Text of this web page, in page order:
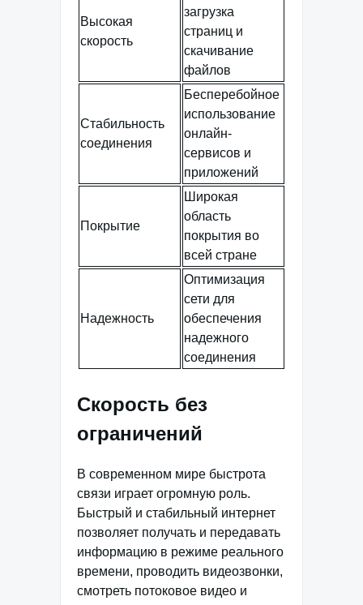
Высокая
скорость
загрузка
страниц и
скачивание
файлов
Стабильность
соединения
Бесперебойное
использование
онлайн-
сервисов и
приложений
Покрытие
Широкая
область
покрытия во
всей стране
Надежность
Оптимизация
сети для
обеспечения
надежного
соединения
Скорость без
ограничений
В современном мире быстрота
связи играет огромную роль.
Быстрый и стабильный интернет
позволяет получать и передавать
информацию в режиме реального
времени, проводить видеозвонки,
смотреть потоковое видео и